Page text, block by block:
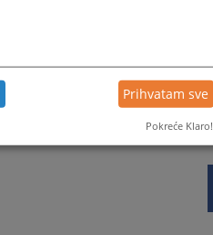
Prihvatam sve
Pokreće Klaro!